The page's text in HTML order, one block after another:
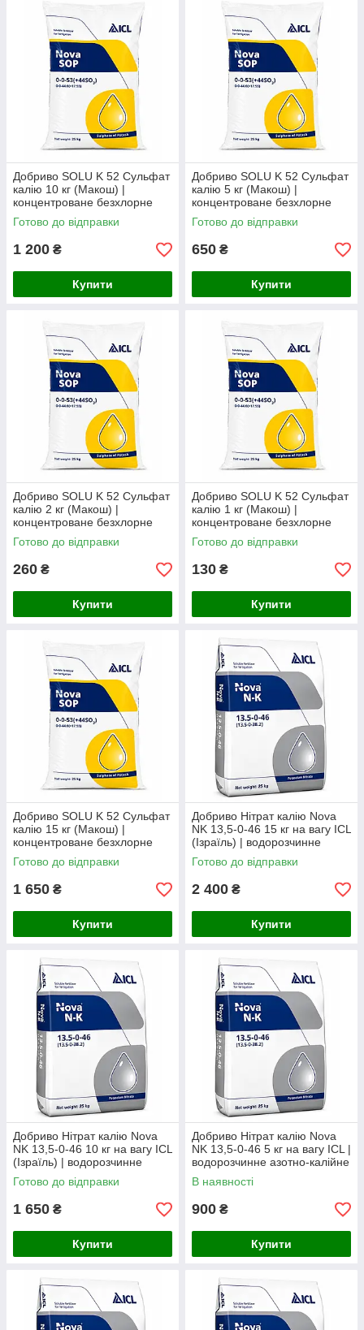
Добриво SOLU K 52 Сульфат
калію 10 кг (Макош) |
концентроване безхлорне
калійно-сірчане добриво для
всіх культур
Готово до відправки
1 200 ₴
Купити
Добриво SOLU K 52 Сульфат
калію 5 кг (Макош) |
концентроване безхлорне
калійно-сірчане добриво для
всіх культур
Готово до відправки
650 ₴
Купити
Добриво SOLU K 52 Сульфат
калію 2 кг (Макош) |
концентроване безхлорне
калійно-сірчане добриво для
всіх культур
Готово до відправки
260 ₴
Купити
Добриво SOLU K 52 Сульфат
калію 1 кг (Макош) |
концентроване безхлорне
калійно-сірчане добриво для
всіх культур
Готово до відправки
130 ₴
Купити
Добриво SOLU K 52 Сульфат
калію 15 кг (Макош) |
концентроване безхлорне
калійно-сірчане добриво для
всіх культур
Готово до відправки
1 650 ₴
Купити
Добриво Нітрат калію Nova
NK 13,5-0-46 15 кг на вагу ICL
(Ізраїль) | водорозчинне
безхлорне азотно-калійне
добриво
Готово до відправки
2 400 ₴
Купити
Добриво Нітрат калію Nova
NK 13,5-0-46 10 кг на вагу ICL
(Ізраїль) | водорозчинне
безхлорне азотно-калійне
добриво
Готово до відправки
1 650 ₴
Купити
Добриво Нітрат калію Nova
NK 13,5-0-46 5 кг на вагу ICL |
водорозчинне азотно-калійне
добриво
В наявності
900 ₴
Купити